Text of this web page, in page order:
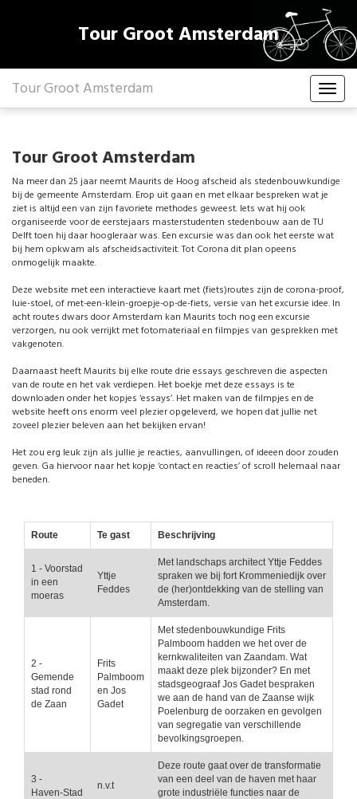
Tour Groot Amsterdam
Tour Groot Amsterdam
Tour Groot Amsterdam
Na meer dan 25 jaar neemt Maurits de Hoog afscheid als stedenbouwkundige
bij de gemeente Amsterdam. Erop uit gaan en met elkaar bespreken wat je
ziet is altijd een van zijn favoriete methodes geweest. Iets wat hij ook
organiseerde voor de eerstejaars masterstudenten stedenbouw aan de TU
Delft toen hij daar hoogleraar was. Een excursie was dan ook het eerste wat
bij hem opkwam als afscheidsactiviteit. Tot Corona dit plan opeens
onmogelijk maakte.
Deze website met een interactieve kaart met (fiets)routes zijn de corona-proof,
luie-stoel, of met-een-klein-groepje-op-de-fiets, versie van het excursie idee. In
acht routes dwars door Amsterdam kan Maurits toch nog een excursie
verzorgen, nu ook verrijkt met fotomateriaal en filmpjes van gesprekken met
vakgenoten.
Daarnaast heeft Maurits bij elke route drie essays geschreven die aspecten
van de route en het vak verdiepen. Het boekje met deze essays is te
downloaden onder het kopjes ‘essays’. Het maken van de filmpjes en de
website heeft ons enorm veel plezier opgeleverd, we hopen dat jullie net
zoveel plezier beleven aan het bekijken ervan!
Het zou erg leuk zijn als jullie je reacties, aanvullingen, of ideeen door zouden
geven. Ga hiervoor naar het kopje ‘contact en reacties’ of scroll helemaal naar
beneden.
Route Te gast Beschrijving
1 - Voorstad
in een
moeras
Yttje
Feddes
Met landschaps architect Yttje Feddes
spraken we bij fort Krommeniedijk over
de (her)ontdekking van de stelling van
Amsterdam.
2 -
Gemende
stad rond
de Zaan
Frits
Palmboom
en Jos
Gadet
Met stedenbouwkundige Frits
Palmboom hadden we het over de
kernkwaliteiten van Zaandam. Wat
maakt deze plek bijzonder? En met
stadsgeograaf Jos Gadet bespraken
we aan de hand van de Zaanse wijk
Poelenburg de oorzaken en gevolgen
van segregatie van verschillende
bevolkingsgroepen.
3 -
Haven-Stad
n.v.t
Deze route gaat over de transformatie
van een deel van de haven met haar
grote industriële functies naar de